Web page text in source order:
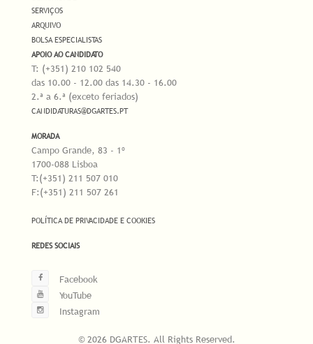
SERVIÇOS
ARQUIVO
BOLSA ESPECIALISTAS
APOIO AO CANDIDATO
T: (+351) 210 102 540
das 10.00 - 12.00 das 14.30 - 16.00
2.ª a 6.ª (exceto feriados)
CANDIDATURAS@DGARTES.PT
MORADA
Campo Grande, 83 - 1º
1700-088 Lisboa
T:(+351) 211 507 010
F:(+351) 211 507 261
POLÍTICA DE PRIVACIDADE E COOKIES
REDES SOCIAIS
Facebook
YouTube
Instagram
© 2026 DGARTES. All Rights Reserved.